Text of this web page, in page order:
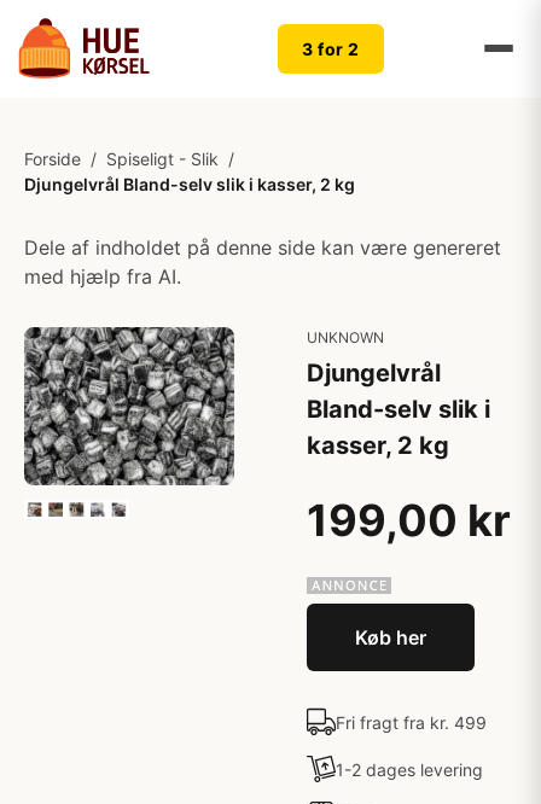
3 for 2
Forside / Spiseligt - Slik /
Djungelvrål Bland-selv slik i kasser, 2 kg​
Dele af indholdet på denne side kan være genereret
med hjælp fra AI.
UNKNOWN
Djungelvrål
Bland-selv slik i
kasser, 2 kg​
199,00 kr
Køb her
Fri fragt fra kr. 499
1-2 dages levering